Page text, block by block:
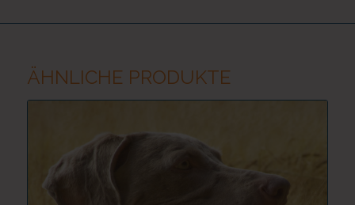
ÄHNLICHE PRODUKTE